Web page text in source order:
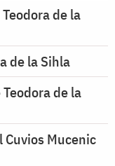
de la
de la Sihla
de la
Mucenic